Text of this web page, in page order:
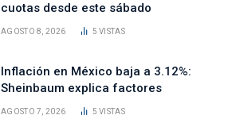
cuotas desde este sábado
AGOSTO 8, 2026 5VISTAS
Inflación en México baja a 3.12%:
Sheinbaum explica factores
AGOSTO 7, 2026 5VISTAS